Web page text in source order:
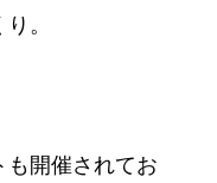
。
開催されてお